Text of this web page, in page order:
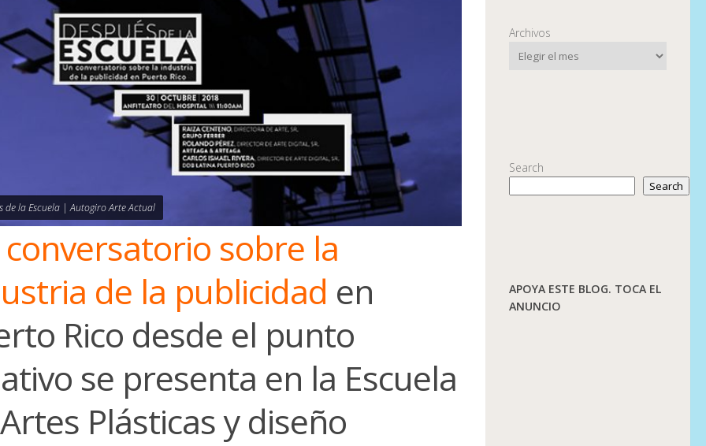
de la Escuela | Autogiro Arte Actual
conversatorio sobre la
de la publicidad en
Rico desde el punto
se presenta en la Escuela
Plásticas y diseño
Archivos
Search
Search
APOYA ESTE BLOG. TOCA EL
ANUNCIO